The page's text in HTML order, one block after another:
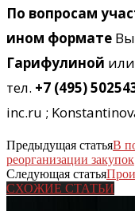
По вопросам
ином формате Вы
Гарифулиной или
тел. +7 (495)
inc.ru ;
Предыдущая статьяВ
реорганизации закупок
Следующая статья
СХОЖИЕ СТАТЬИ